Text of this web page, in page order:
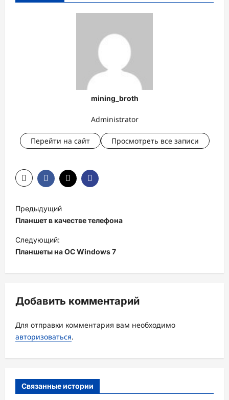
mining_broth
Administrator
Перейти на сайт Просмотреть все записи
а
в
и
ц
я
з
а
п
и
Предыдущий
Планшет в качестве телефона
Следующий:
Планшеты на ОС Windows 7
Добавить комментарий
Для отправки комментария вам необходимо
авторизоваться.
Связанные истории